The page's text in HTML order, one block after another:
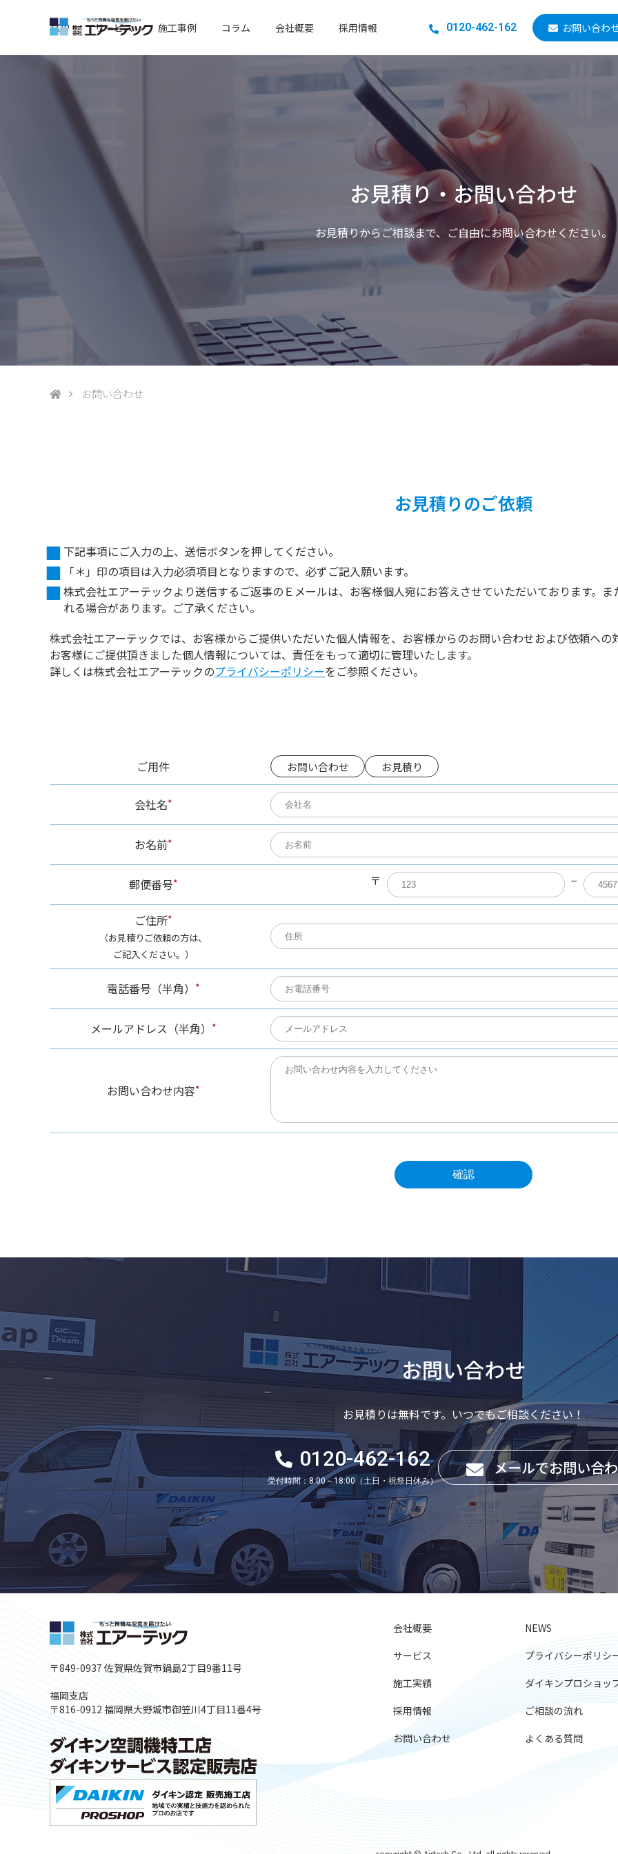
TOP サービス 施工事例 コラム 会社概要 採用情報 0120-462-162 お問い合わ
お見積り・お問い合わせ
お見積りからご相談まで、ご自由にお問い合わせください。
お問い合わせ
お見積りのご依頼
下記事項にご入力の上、送信ボタンを押してください。
「＊」印の項目は入力必須項目となりますので、必ずご記入願います。
株式会社エアーテックより送信するご返事のＥメールは、お客様個人宛にお答えさせていただいております。
れる場合があります。ご了承ください。
株式会社エアーテックでは、お客様からご提供いただいた個人情報を、お客様からのお問い合わせおよび依頼へ
お客様にご提供頂きました個人情報については、責任をもって適切に管理いたします。
詳しくは株式会社エアーテックのプライバシーポリシーをご参照ください。
ご用件 お問い合わせ お見積り
会社名*
お名前*
郵便番号* 〒 −
ご住所*
（お見積りご依頼の方は、
ご記入ください。）
電話番号（半角） *
メールアドレス（半角） *
お問い合わせ内容*
お問い合わせ
お見積りは無料です。いつでもご相談ください！
0120-462-162
受付時間：8:00～18:00（土日・祝祭日休み）
メールでお問い合
〒849-0937 佐賀県佐賀市鍋島2丁目9番11号
福岡支店
〒816-0912 福岡県大野城市御笠川4丁目11番4号
会社概要
サービス
施工実績
採用情報
お問い合わせ
NEWS
プライバシーポリシ
ダイキンプロショッ
ご相談の流れ
よくある質問